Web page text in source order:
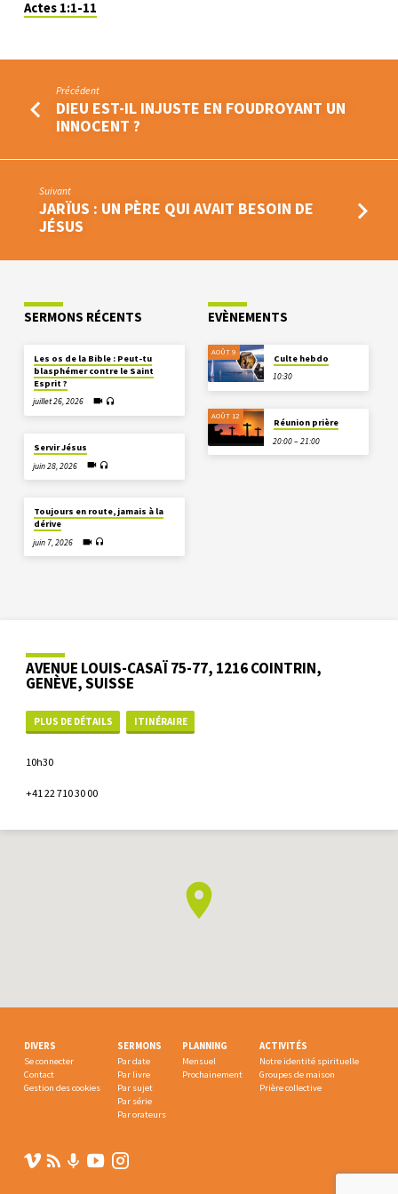
Actes 1:1-11
Précédent
DIEU EST-IL INJUSTE EN FOUDROYANT UN
INNOCENT ?
Suivant
JARÏUS : UN PÈRE QUI AVAIT BESOIN DE
JÉSUS
SERMONS RÉCENTS
Les os de la Bible : Peut-tu
blasphémer contre le Saint
Esprit ?
juillet 26, 2026
Servir Jésus
juin 28, 2026
Toujours en route, jamais à la
dérive
juin 7, 2026
EVÈNEMENTS
AOÛT 9
Culte hebdo
10:30
AOÛT 12
Réunion prière
20:00 – 21:00
AVENUE LOUIS-CASAÏ 75-77, 1216 COINTRIN,
GENÈVE, SUISSE
PLUS DE DÉTAILS ITINÉRAIRE
10h30
+41 22 710 30 00
DIVERS
Se connecter
Contact
Gestion des cookies
SERMONS
Par date
Par livre
Par sujet
Par série
Par orateurs
PLANNING
Mensuel
Prochainement
ACTIVITÉS
Notre identité spirituelle
Groupes de maison
Prière collective